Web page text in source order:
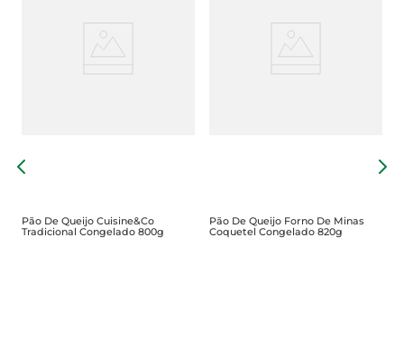
Pão De Queijo Cuisine&Co
Tradicional Congelado 800g
Pão De Queijo Forno De Minas
Coquetel Congelado 820g